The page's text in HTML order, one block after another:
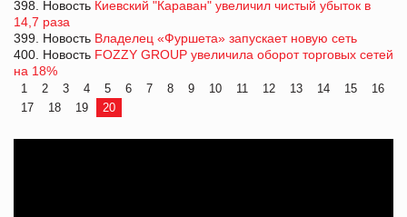
398. Новость Киевский "Караван" увеличил чистый убыток в
14,7 раза
399. Новость Владелец «Фуршета» запускает новую сеть
400. Новость FOZZY GROUP увеличила оборот торговых сетей
на 18%
1 2 3 4 5 6 7 8 9 10 11 12 13 14 15
16
17
18 19 20